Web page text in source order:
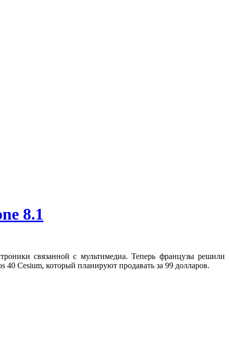
8.1
связанной с мультимедиа. Теперь французы решили
Cesium, который планируют продавать за 99 долларов.